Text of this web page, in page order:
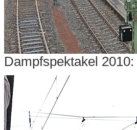
Dampfspektakel